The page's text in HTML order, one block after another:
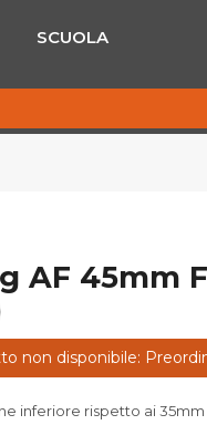
SCUOLA
AF 45mm
non disponibile:
inferiore rispetto ai